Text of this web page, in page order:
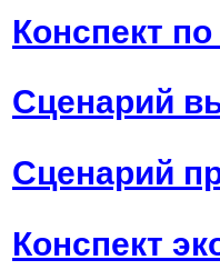
Конспект
Сценарий
Cценарий
Конспект